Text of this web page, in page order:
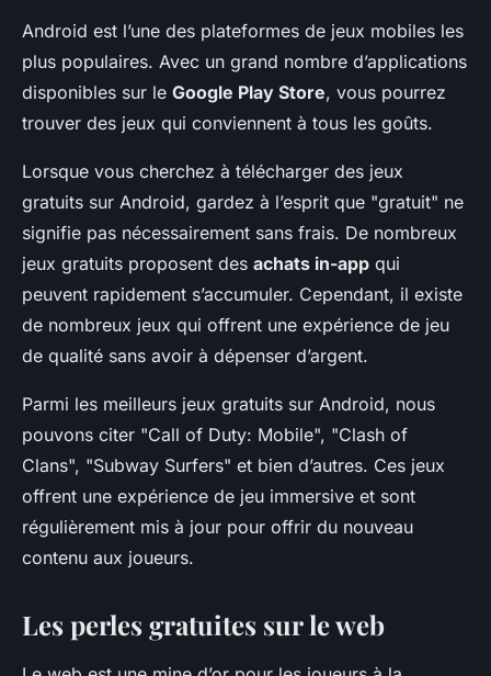
Android est l’une des plateformes de jeux mobiles les
plus populaires. Avec un grand nombre d’applications
disponibles sur le Google Play Store, vous pourrez
trouver des jeux qui conviennent à tous les goûts.
Lorsque vous cherchez à télécharger des jeux
gratuits sur Android, gardez à l’esprit que "gratuit" ne
signifie pas nécessairement sans frais. De nombreux
jeux gratuits proposent des achats in-app qui
peuvent rapidement s’accumuler. Cependant, il existe
de nombreux jeux qui offrent une expérience de jeu
de qualité sans avoir à dépenser d’argent.
Parmi les meilleurs jeux gratuits sur Android, nous
pouvons citer "Call of Duty: Mobile", "Clash of
Clans", "Subway Surfers" et bien d’autres. Ces jeux
offrent une expérience de jeu immersive et sont
régulièrement mis à jour pour offrir du nouveau
contenu aux joueurs.
Les perles gratuites sur le web